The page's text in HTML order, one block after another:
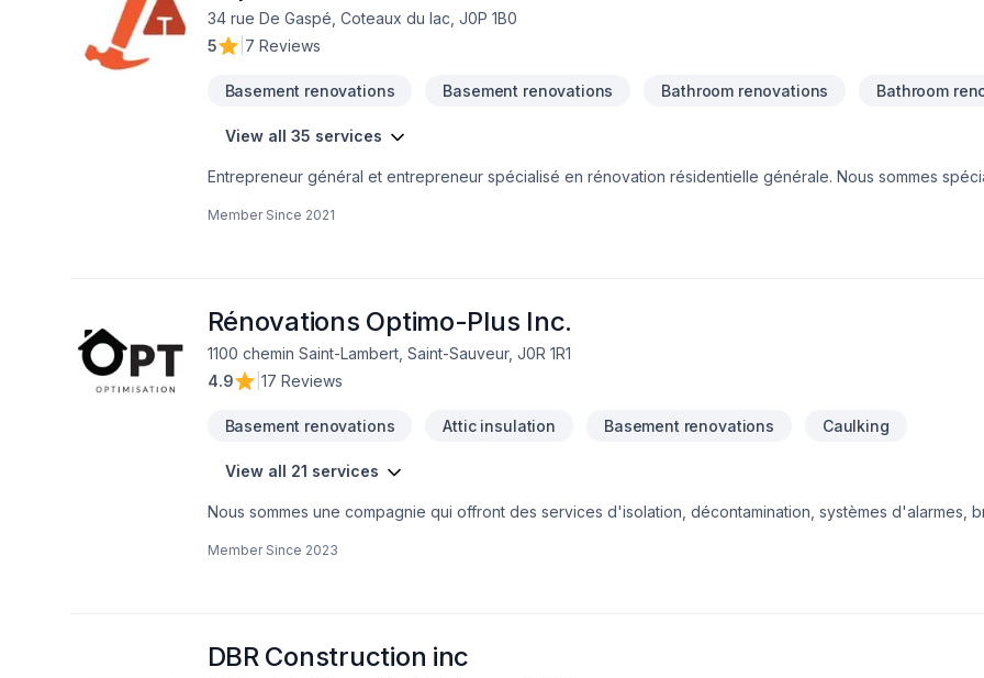
34 rue De Gaspé, Coteaux du lac, J0P 1B0
5
7 Reviews
Basement renovations Basement renovations Bathroom renovations Bathroom
View all 35 services
Entrepreneur général et entrepreneur spécialisé en rénovation résidentielle générale. Nous sommes
Member Since 2021
Rénovations Optimo-Plus Inc.
1100 chemin Saint-Lambert, Saint-Sauveur, J0R 1R1
4.9
17 Reviews
Basement renovations Attic insulation Basement renovations Caulking
View all 21 services
Nous sommes une compagnie qui offront des services d'isolation, décontamination, systèmes d'alarmes,
Member Since 2023
DBR Construction inc